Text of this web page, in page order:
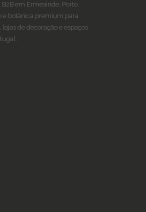
em Ermesinde, Porto.
e botânica premium para
de decoração e espaços